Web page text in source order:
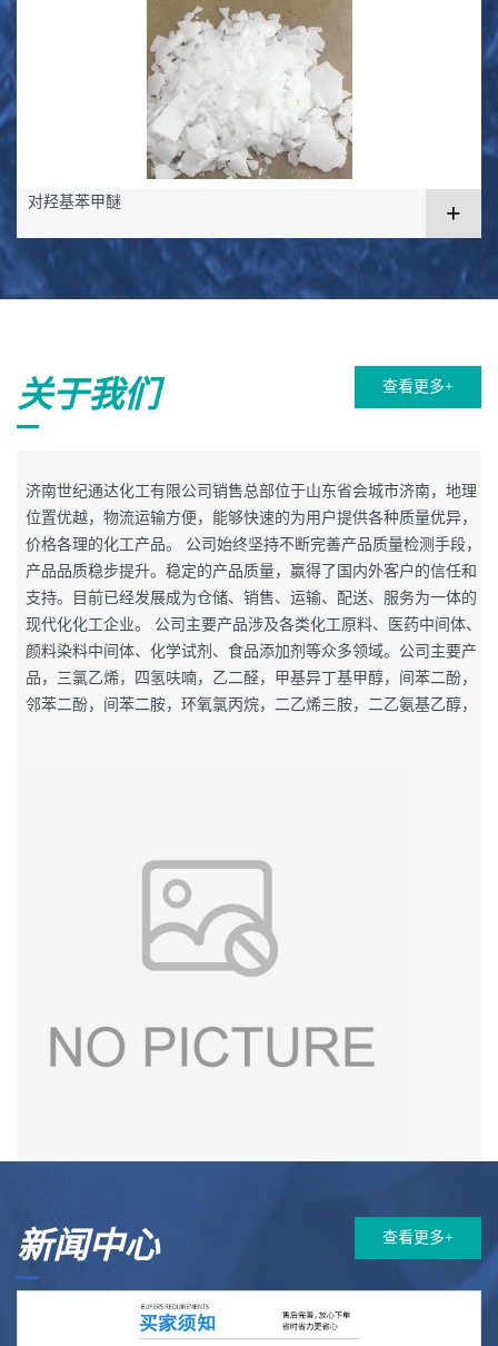
对羟基苯甲醚 +
关于我们 查看更多+
济南世纪通达化工有限公司销售总部位于山东省会城市济南，地理
位置优越，物流运输方便，能够快速的为用户提供各种质量优异，
价格各理的化工产品。 公司始终坚持不断完善产品质量检测手段，
产品品质稳步提升。稳定的产品质量，赢得了国内外客户的信任和
支持。目前已经发展成为仓储、销售、运输、配送、服务为一体的
现代化化工企业。 公司主要产品涉及各类化工原料、医药中间体、
颜料染料中间体、化学试剂、食品添加剂等众多领域。公司主要产
品，三氯乙烯，四氢呋喃，乙二醛，甲基异丁基甲醇，间苯二酚，
邻苯二酚，间苯二胺，环氧氯丙烷，二乙烯三胺，二乙氨基乙醇，
新闻中心 查看更多+